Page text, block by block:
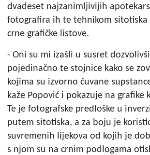
dvadeset najzanimljivijih
fotografira ih te tehnikom sitotiska
crne grafičke listove.
- Oni su mi izašli u susret
pojedinačno te stojnice kako se
kojima su izvorno čuvane
kaže Popović i pokazuje na grafike
Te je fotografske predloške u
putem sitotiska, a za boju je
suvremenih lijekova od kojih je
s njom su na crnim podlogama